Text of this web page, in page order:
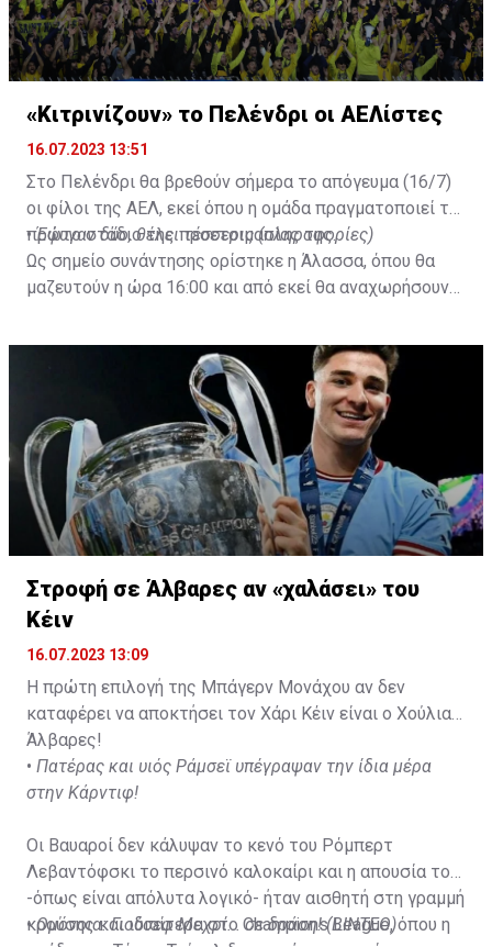
«Κιτρινίζουν» το Πελένδρι οι ΑΕΛίστες
16.07.2023 13:51
Στο Πελένδρι θα βρεθούν σήμερα το απόγευμα (16/7)
οι φίλοι της ΑΕΛ, εκεί όπου η ομάδα πραγματοποιεί το
πρώτο στάδιο της προετοιμασίας της.
•Έφυγαν δύο, θέλει τέσσερις (πληροφορίες)
Ως σημείο συνάντησης ορίστηκε η Άλασσα, όπου θα
μαζευτούν η ώρα 16:00 και από εκεί θα αναχωρήσουν
δώοσυν το παρών τους στην απογευματινή προπόνηση
Στροφή σε Άλβαρες αν «χαλάσει» του
Κέιν
16.07.2023 13:09
Η πρώτη επιλογή της Μπάγερν Μονάχου αν δεν
καταφέρει να αποκτήσει τον Χάρι Κέιν είναι ο Χούλιαν
Άλβαρες!
• Πατέρας και υιός Ράμσεϊ υπέγραψαν την ίδια μέρα
στην Κάρντιφ!
Οι Βαυαροί δεν κάλυψαν το κενό του Ρόμπερτ
Λεβαντόφσκι το περσινό καλοκαίρι και η απουσία του
-όπως είναι απόλυτα λογικό- ήταν αισθητή στη γραμμή
κρούσης και ιδιαίτερα στο Champions League, όπου η
•Ομόνοια: Γιούσεφ Μεχρί... σε δράση! (ΒΙΝΤΕΟ)